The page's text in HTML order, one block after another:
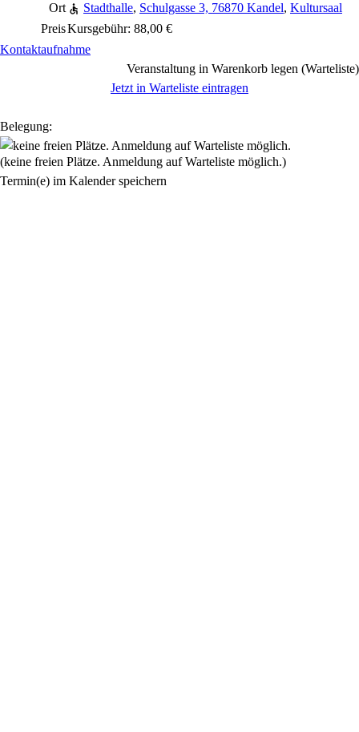
Ort
Stadthalle, Schulgasse 3, 76870 Kandel, Kultursaal
PreisKursgebühr: 88,00 €
Kontaktaufnahme
Veranstaltung in Warenkorb legen (Warteliste)
Jetzt in Warteliste eintragen
Belegung:
(keine freien Plätze. Anmeldung auf Warteliste möglich.)
Termin(e) im Kalender speichern